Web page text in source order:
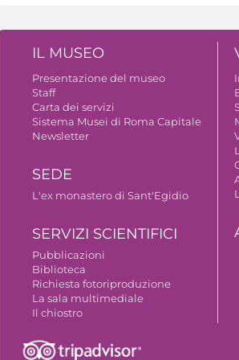
IL MUSEO
Presentazione del museo
Staff
Carta dei servizi
Sistema Musei di Roma Capitale
Newsletter
SEDE
L'ex monastero di Sant'Egidio
SERVIZI SCIENTIFICI
Pubblicazioni
Biblioteca
Richiesta fotoriproduzione
La sala multimediale
Il chiostro